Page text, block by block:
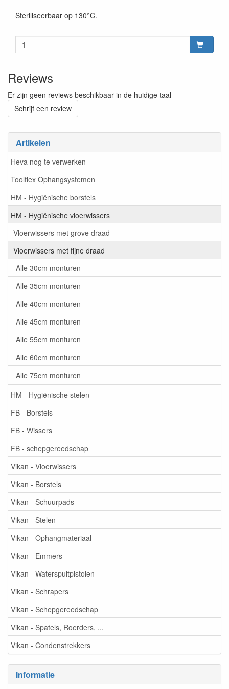
Artikelen
Heva nog te verwerken
Toolflex Ophangsystemen
HM - Hygiënische borstels
HM - Hygiënische vloerwissers
Vloerwissers met grove draad
Vloerwissers met fijne draad
Alle 30cm monturen
Alle 35cm monturen
Alle 40cm monturen
Alle 45cm monturen
Alle 55cm monturen
Alle 60cm monturen
Alle 75cm monturen
HM - Hygiënische stelen
FB - Borstels
FB - Wissers
FB - schepgereedschap
Vikan - Vloerwissers
Vikan - Borstels
Vikan - Schuurpads
Vikan - Stelen
Vikan - Ophangmateriaal
Vikan - Emmers
Vikan - Waterspuitpistolen
Vikan - Schrapers
Vikan - Schepgereedschap
Vikan - Spatels, Roerders, ...
Vikan - Condenstrekkers
Informatie
Steriliseerbaar op 130°C.
Reviews
Er zijn geen reviews beschikbaar in de huidige taal
Schrijf een review